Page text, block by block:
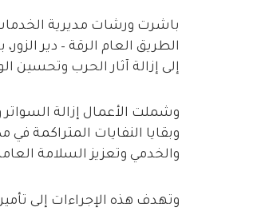
باشرت ورشات مديرية
الطريق العام الرقة – دير
إلى إزالة آثار الحرب وتحسين
وشملت الأعمال إزالة السواتر
وبقايا النفايات المتراكمة
والخدمي وتعزيز السلامة
وتهدف هذه الإجراءات إلى